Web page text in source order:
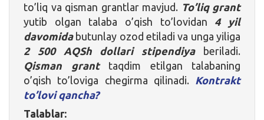
to’liq va qisman grantlar mavjud. To’liq grant
yutib olgan talaba o’qish to’lovidan 4 yil
davomidabutunlay ozod etiladi va unga yiliga
2 500 AQSh dollari stipendiyaberiladi.
Qisman granttaqdim etilgan talabaning
o’qish to’loviga chegirma qilinadi. Kontrakt
to’lovi qancha?
Talablar: